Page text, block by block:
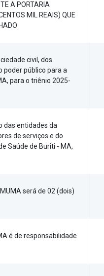
A PORTARIA
MIL REAIS) QUE
civil, dos
poder público para a
para o triênio 2025-
das entidades da
de serviços e do
Saúde de Buriti - MA,
será de 02 (dois)
é de responsabilidade